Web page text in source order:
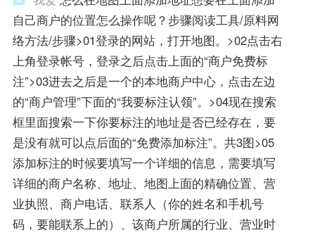
自己商户的位置怎么操作呢？步骤阅读工具/原料网
络方法/步骤>01登录的网站，打开地图。>02点击右
上角登录帐号，登录之后点击上面的“商户免费标
注”>03进去之后是一个的本地商户中心，点击左边
的“商户管理”下面的“我要标注认领”。>04现在搜索
框里面搜索一下你要标注的地址是否已经存在，要
是没有就可以点后面的“免费添加标注”。共3图>05
添加标注的时候要填写一个详细的信息，需要填写
详细的商户名称、地址、地图上面的精确位置、营
业执照、商户电话、联系人（你的姓名和手机号
码，要能联系上的）、该商户所属的行业、营业时